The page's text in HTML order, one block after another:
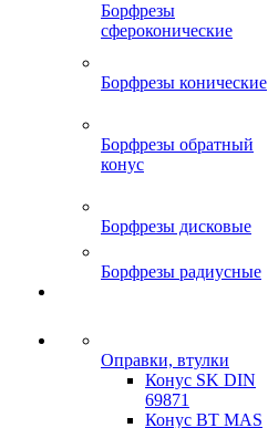
Борфрезы
сфероконические
Борфрезы конические
Борфрезы обратный
конус
Борфрезы дисковые
Борфрезы радиусные
Оправки, втулки
Конус SK DIN
69871
Конус BT MAS